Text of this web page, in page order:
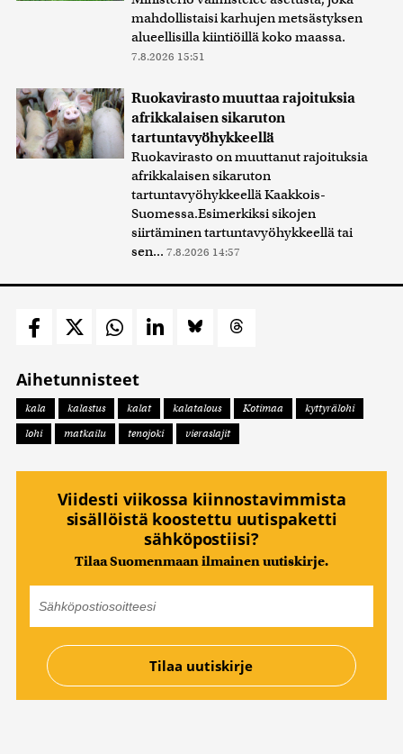
mahdollistaisi karhujen metsästyksen
alueellisilla kiintiöillä koko maassa.
7.8.2026 15:51
Ruokavirasto muuttaa rajoituksia
afrikkalaisen sikaruton
tartuntavyöhykkeellä
Ruokavirasto on muuttanut rajoituksia
afrikkalaisen sikaruton
tartuntavyöhykkeellä Kaakkois-
Suomessa.Esimerkiksi sikojen
siirtäminen tartuntavyöhykkeellä tai
sen... 7.8.2026 14:57
Aihetunnisteet
kala kalastus kalat kalatalous Kotimaa
kyttyrälohi
lohi
matkailu tenojoki vieraslajit
Viidesti viikossa kiinnostavimmista
sisällöistä koostettu uutispaketti
sähköpostiisi?
Tilaa Suomenmaan ilmainen uutiskirje.